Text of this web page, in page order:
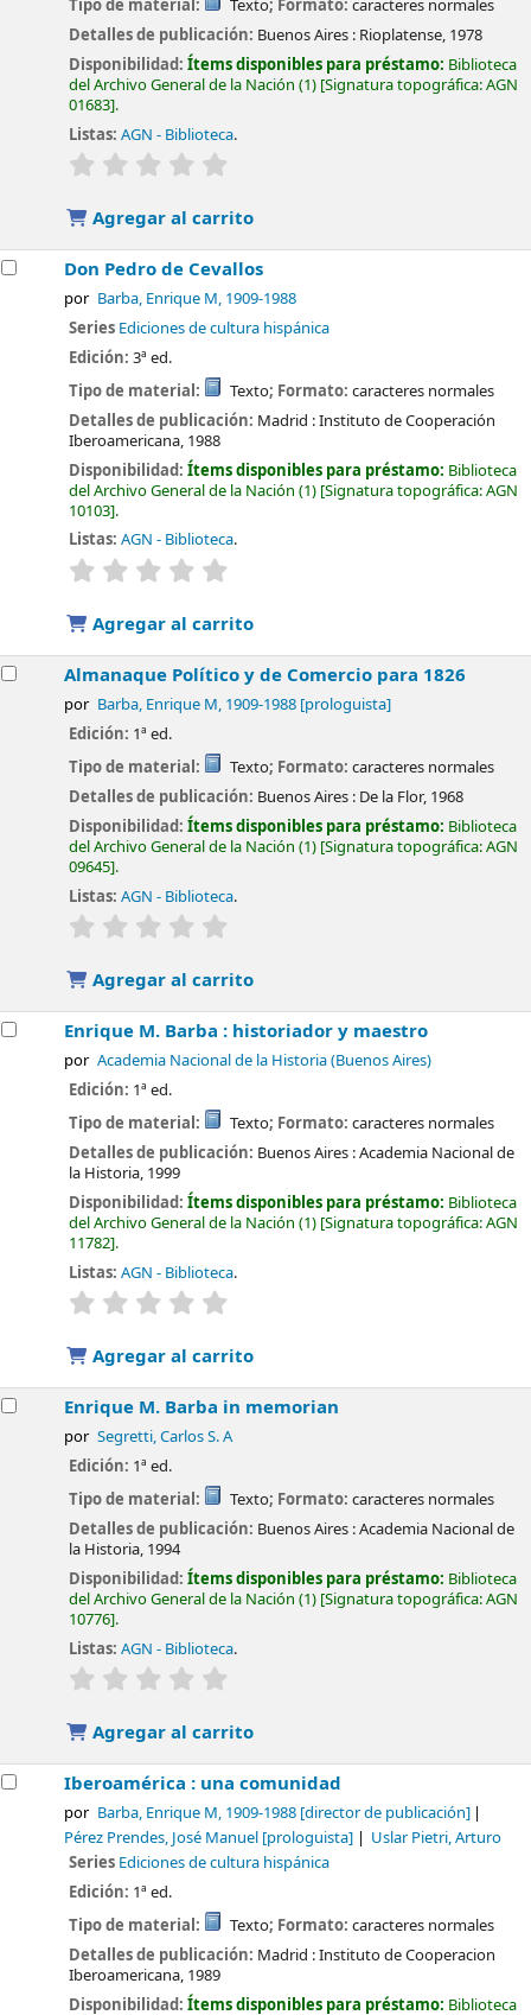
Tipo de material: Texto; Formato: caracteres normales
Detalles de publicación: Buenos Aires : Rioplatense, 1978
Disponibilidad:Ítems disponibles para préstamo: Biblioteca
del Archivo General de la Nación (1) Signatura topográfica:AGN
01683 .
Listas: AGN - Biblioteca.
valoración
Agregar al carrito
Don Pedro de Cevallos
por Barba, Enrique M, 1909-1988
Series Ediciones de cultura hispánica
Edición:3ª ed.
Tipo de material:
Texto; Formato: caracteres normales
Detalles de publicación: Madrid :Instituto de Cooperación
Iberoamericana, 1988
Disponibilidad:Ítems disponibles para préstamo: Biblioteca
del Archivo General de la Nación (1) Signatura topográfica:AGN
10103 .
Listas: AGN - Biblioteca.
valoración
Agregar al carrito
Almanaque Político y de Comercio para 1826
por Barba, Enrique M, 1909-1988[prologuista]
Edición: 1ª ed.
Tipo de material:
Texto; Formato: caracteres normales
Detalles de publicación: Buenos Aires : De la Flor, 1968
Disponibilidad:Ítems disponibles para préstamo: Biblioteca
del Archivo General de la Nación (1) Signatura topográfica:AGN
09645 .
Listas: AGN - Biblioteca.
valoración
Agregar al carrito
Enrique M. Barba : historiador y maestro
por Academia Nacional de la Historia (Buenos Aires)
Edición: 1ª ed.
Tipo de material:
Texto; Formato: caracteres normales
Detalles de publicación: Buenos Aires :Academia Nacional de
la Historia, 1999
Disponibilidad:Ítems disponibles para préstamo: Biblioteca
del Archivo General de la Nación (1) Signatura topográfica:AGN
11782 .
Listas: AGN - Biblioteca.
valoración
Agregar al carrito
Enrique M. Barba in memorian
por Segretti, Carlos S. A
Edición: 1ª ed.
Tipo de material:
Texto; Formato: caracteres normales
Detalles de publicación: Buenos Aires :Academia Nacional de
la Historia, 1994
Disponibilidad:Ítems disponibles para préstamo: Biblioteca
del Archivo General de la Nación (1) Signatura topográfica:AGN
10776 .
Listas: AGN - Biblioteca.
valoración
Agregar al carrito
Iberoamérica : una comunidad
por Barba, Enrique M, 1909-1988[director de publicación]
Pérez Prendes, José Manuel [prologuista] Uslar Pietri, Arturo
Series Ediciones de cultura hispánica
Edición: 1ª ed.
Tipo de material:
Texto; Formato: caracteres normales
Detalles de publicación: Madrid :Instituto de Cooperacion
Iberoamericana, 1989
Disponibilidad:Ítems disponibles para préstamo: Biblioteca